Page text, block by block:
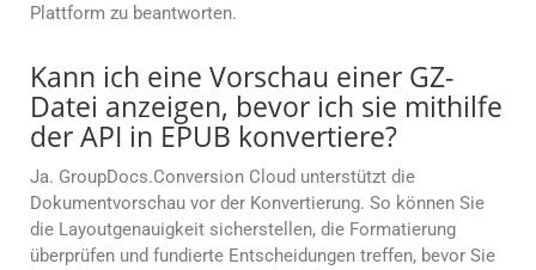
Plattform zu beantworten.
Kann ich eine Vorschau einer GZ-
Datei anzeigen, bevor ich sie mithilfe
der API in EPUB konvertiere?
Ja. GroupDocs.Conversion Cloud unterstützt die
Dokumentvorschau vor der Konvertierung. So können Sie
die Layoutgenauigkeit sicherstellen, die Formatierung
überprüfen und fundierte Entscheidungen treffen, bevor Sie